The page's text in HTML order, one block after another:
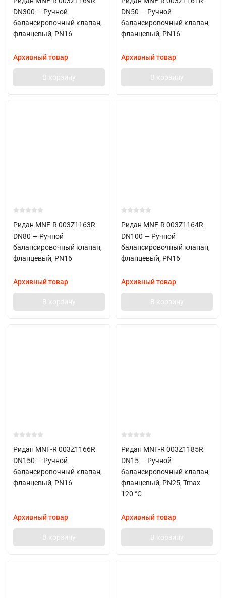
DN300 — Ручной
балансировочный клапан,
фланцевый, PN16
Архивный товар
В корзину
DN50 — Ручной
балансировочный клапан,
фланцевый, PN16
Архивный товар
В корзину
Ридан MNF-R 003Z1163R
DN80 — Ручной
балансировочный клапан,
фланцевый, PN16
Архивный товар
В корзину
Ридан MNF-R 003Z1164R
DN100 — Ручной
балансировочный клапан,
фланцевый, PN16
Архивный товар
В корзину
Ридан MNF-R 003Z1166R
DN150 — Ручной
балансировочный клапан,
фланцевый, PN16
Архивный товар
В корзину
Ридан MNF-R 003Z1185R
DN15 — Ручной
балансировочный клапан,
фланцевый, PN25, Tmax
120 °C
Архивный товар
В корзину